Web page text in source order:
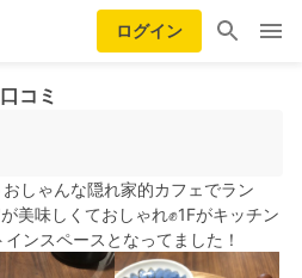
ログイン
コミ
しゃんな隠れ家的カフェでラン
美味しくておしゃれ✊1Fがキッチン
ンスペースとなってました！